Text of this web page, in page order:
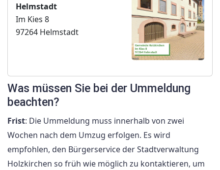
Helmstadt
Im Kies 8
97264 Helmstadt
Was müssen Sie bei der Ummeldung
beachten?
Frist: Die Ummeldung muss innerhalb von zwei
Wochen nach dem Umzug erfolgen. Es wird
empfohlen, den Bürgerservice der Stadtverwaltung
Holzkirchen so früh wie möglich zu kontaktieren, um